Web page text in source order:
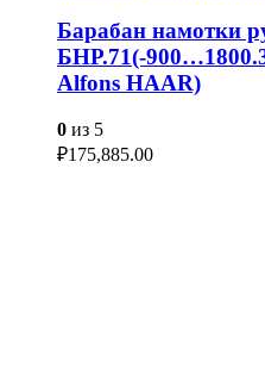
Барабан намотки
БНР.71(-
Alfons HAAR)
0 из 5
₽175,885.00